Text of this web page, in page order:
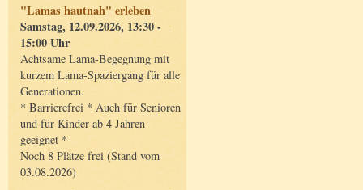
"Lamas hautnah" erleben
Samstag, 12.09.2026, 13:30 -
15:00 Uhr
Achtsame Lama-Begegnung mit
kurzem Lama-Spaziergang für alle
Generationen.
* Barrierefrei * Auch für Senioren
und für Kinder ab 4 Jahren
geeignet *
Noch 8 Plätze frei (Stand vom
03.08.2026)